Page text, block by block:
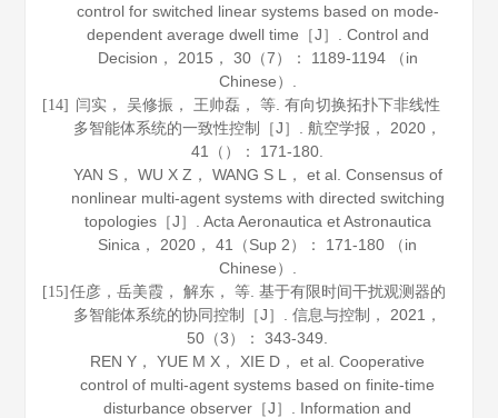
control for switched linear systems based on mode-
dependent average dwell time［J］. Control and
Decision ， 2015 ， 30（7）： 1189-1194 （in
Chinese）.
[14] 闫实， 吴修振， 王帅磊， 等. 有向切换拓扑下非线性
多智能体系统的一致性控制［J］.航空学报 ， 2020 ，
41
（）： 171-180.
YAN S， WU X Z， WANG S L， et al. Consensus of
nonlinear multi-agent systems with directed switching
topologies［J］. Acta Aeronautica et Astronautica
Sinica ， 2020 ，41
（Sup 2）： 171-180 （in
Chinese）.
[15] 任彦，岳美霞， 解东， 等. 基于有限时间干扰观测器的
多智能体系统的协同控制［J］.信息与控制 ， 2021 ，
50 （3）： 343-349.
REN Y， YUE M X， XIE D， et al. Cooperative
control of multi-agent systems based on finite-time
disturbance observer［J］. Information and